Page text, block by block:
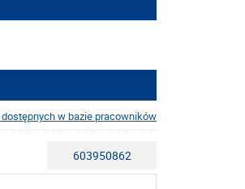
dostępnych w bazie pracowników
603950862